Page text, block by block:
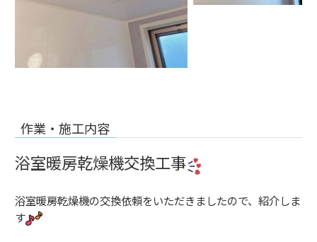
作業・施工内容
浴室暖房乾燥機交換工事
浴室暖房乾燥機の交換依頼をいただきましたので、紹介しま
す